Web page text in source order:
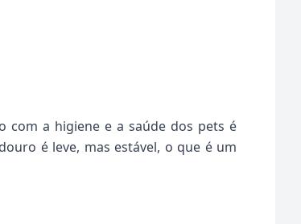
com a higiene e a saúde dos pets é
é leve, mas estável, o que é um